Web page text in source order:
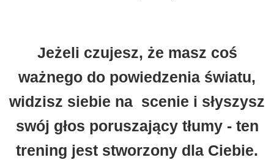
Jeżeli czujesz, że masz coś
ważnego do powiedzenia światu,
widzisz siebie na scenie i słyszysz
swój głos poruszający tłumy - ten
trening jest stworzony dla Ciebie.